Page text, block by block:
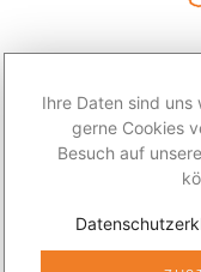
Ihre Daten sind
gerne Cookies
Besuch auf